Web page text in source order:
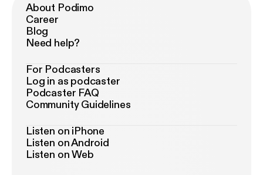
About Podimo
Career
Blog
Need help?
For Podcasters
Log in as podcaster
Podcaster FAQ
Community Guidelines
Listen on iPhone
Listen on Android
Listen on Web